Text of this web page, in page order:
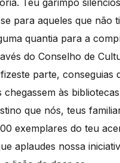
para aqueles que não
quantia para a
do Conselho de
parte, conseguias
chegassem às
que nós, teus
exemplares do teu
aplaudes nossa